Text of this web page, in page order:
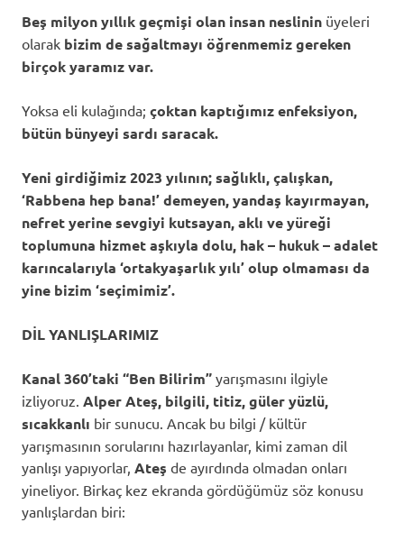
Beş milyon yıllık geçmişi olan insan neslinin üyeleri
olarak bizim de sağaltmayı öğrenmemiz gereken
birçok yaramız var.
Yoksa eli kulağında; çoktan kaptığımızenfeksiyon,
bütün bünyeyi sardı saracak.
Yeni girdiğimiz 2023 yılının; sağlıklı, çalışkan,
‘Rabbena hep bana!’ demeyen, yandaş kayırmayan,
nefret yerine sevgiyi kutsayan, aklı ve yüreği
toplumuna hizmet aşkıyla dolu, hak – hukuk – adalet
karıncalarıyla ‘ortakyaşarlık yılı’ olup olmaması da
yine bizim ‘seçimimiz’.
DİL YANLIŞLARIMIZ
Kanal 360’taki “Ben Bilirim” yarışmasını ilgiyle
izliyoruz. Alper Ateş, bilgili, titiz, güler yüzlü,
sıcakkanlı bir sunucu. Ancak bu bilgi / kültür
yarışmasının sorularını hazırlayanlar, kimi zaman dil
yanlışı yapıyorlar, Ateş de ayırdında olmadan onları
yineliyor. Birkaç kez ekranda gördüğümüz söz konusu
yanlışlardan biri: